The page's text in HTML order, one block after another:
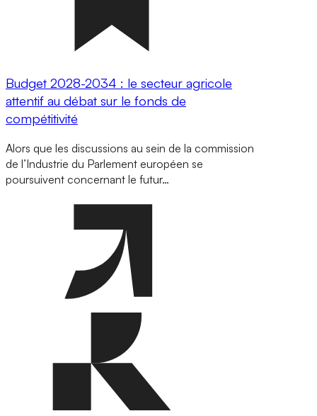
Budget 2028-2034 : le secteur agricole
attentif au débat sur le fonds de
compétitivité
Alors que les discussions au sein de la commission
de l’Industrie du Parlement européen se
poursuivent concernant le futur…